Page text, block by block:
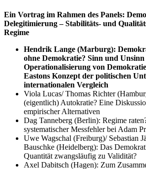
Ein Vortrag im Rahmen des Panels:
Delegitimierung – Stabilitäts- und
Regime
Hendrik Lange (Marburg):
ohne Demokratie? Sinn und
Operationalisierung von
Eastons Konzept der politischen
internationalen Vergleich
Viola Lucas/ Thomas Richter
(eigentlich) Autokratie? Eine
empirischer Alternativen
Dag Tanneberg (Berlin): Regime
systematischer Messfehler bei Adam
Uwe Wagschal (Freiburg)/ Sebastian
Bauschke (Heidelberg): Das
Quantität zwangsläufig zu Validität?
Axel Dabitsch (Hagen): Zum